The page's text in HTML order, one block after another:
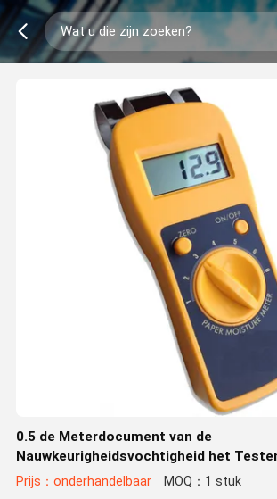
0.5 de Meterdocument van de
Nauwkeurigheidsvochtigheid het
met hoge frekwentie
Prijs：onderhandelbaar MOQ：1 stuk